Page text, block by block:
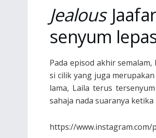
Jealous
senyum
Pada episod akhir
si cilik yang juga
lama, Laila terus
sahaja nada suaranya
https://www.instagram.com/